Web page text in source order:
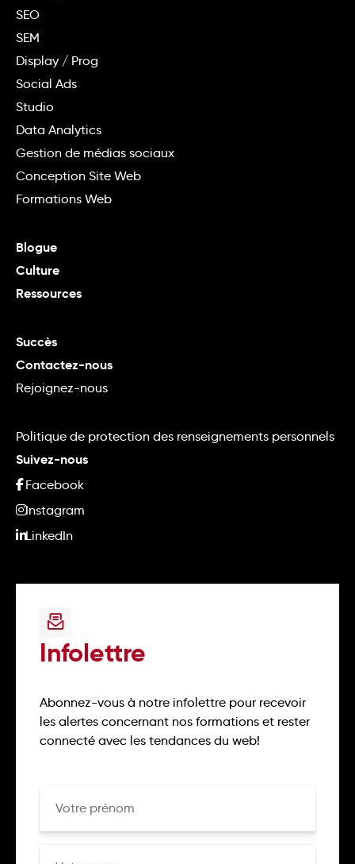
SEO
SEM
Display / Prog
Social Ads
Studio
Data Analytics
Gestion de médias sociaux
Conception Site Web
Formations Web
Blogue
Culture
Ressources
Succès
Contactez-nous
Rejoignez-nous
Politique de protection des renseignements personnels
Suivez-nous
Facebook
Instagram
LinkedIn
Infolettre
Abonnez-vous à notre infolettre pour recevoir
les alertes concernant nos formations et rester
connecté avec les tendances du web!